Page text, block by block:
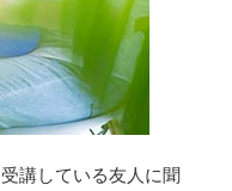
講している友人に聞